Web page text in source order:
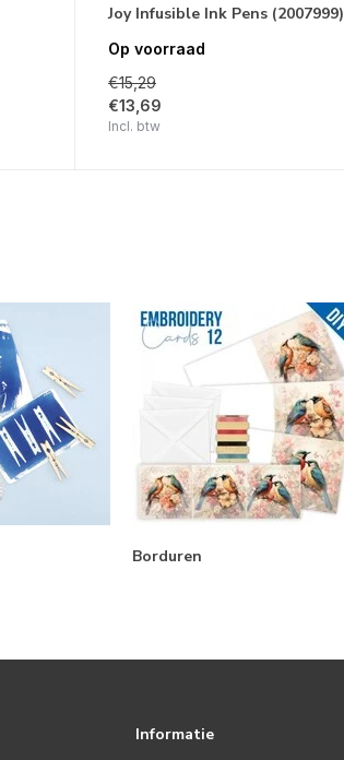
Joy Infusible Ink Pens (2007999)
Op voorraad
€15,29
€13,69
Incl. btw
Borduren
Informatie